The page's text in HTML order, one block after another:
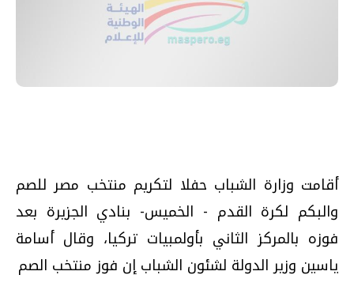
أقامت وزارة الشباب حفلا لتكريم منتخب مصر للصم
والبكم لكرة القدم - الخميس- بنادي الجزيرة بعد
فوزه بالمركز الثاني بأولمبيات تركيا، وقال أسامة
ياسين وزير الدولة لشئون الشباب إن فوز منتخب الصم